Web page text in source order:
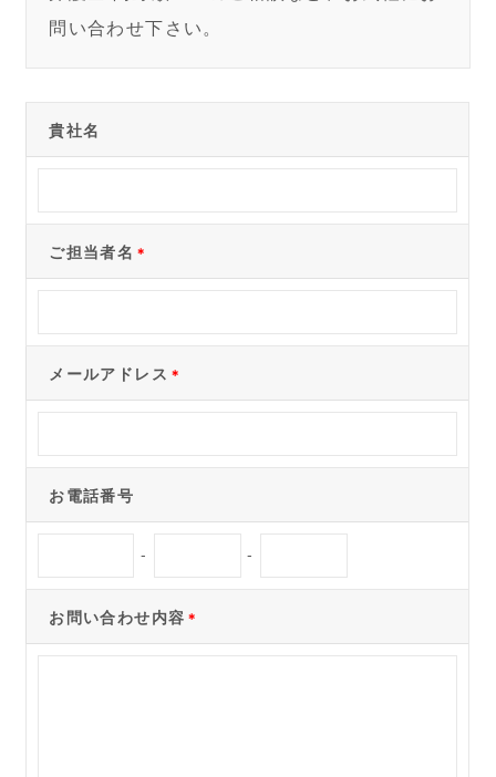
問い合わせ下さい。
貴社名
ご担当者名 ＊
メールアドレス ＊
お電話番号
- -
お問い合わせ内容 ＊